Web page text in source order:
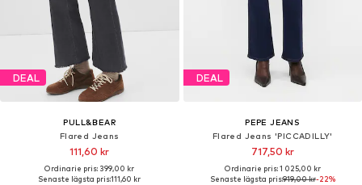
DEAL
PULL&BEAR
Flared Jeans
111,60 kr
Ordinarie pris: 399,00 kr
Senaste lägsta pris:111,60 kr
DEAL
PEPE JEANS
Flared Jeans 'PICCADILLY'
717,50 kr
Ordinarie pris: 1 025,00 kr
Senaste lägsta pris:919,00 kr-22%